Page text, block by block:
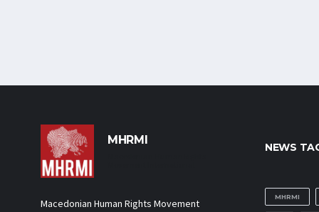
MHRMI
Macedonian Human Rights Movement
NEWS
MHRMI